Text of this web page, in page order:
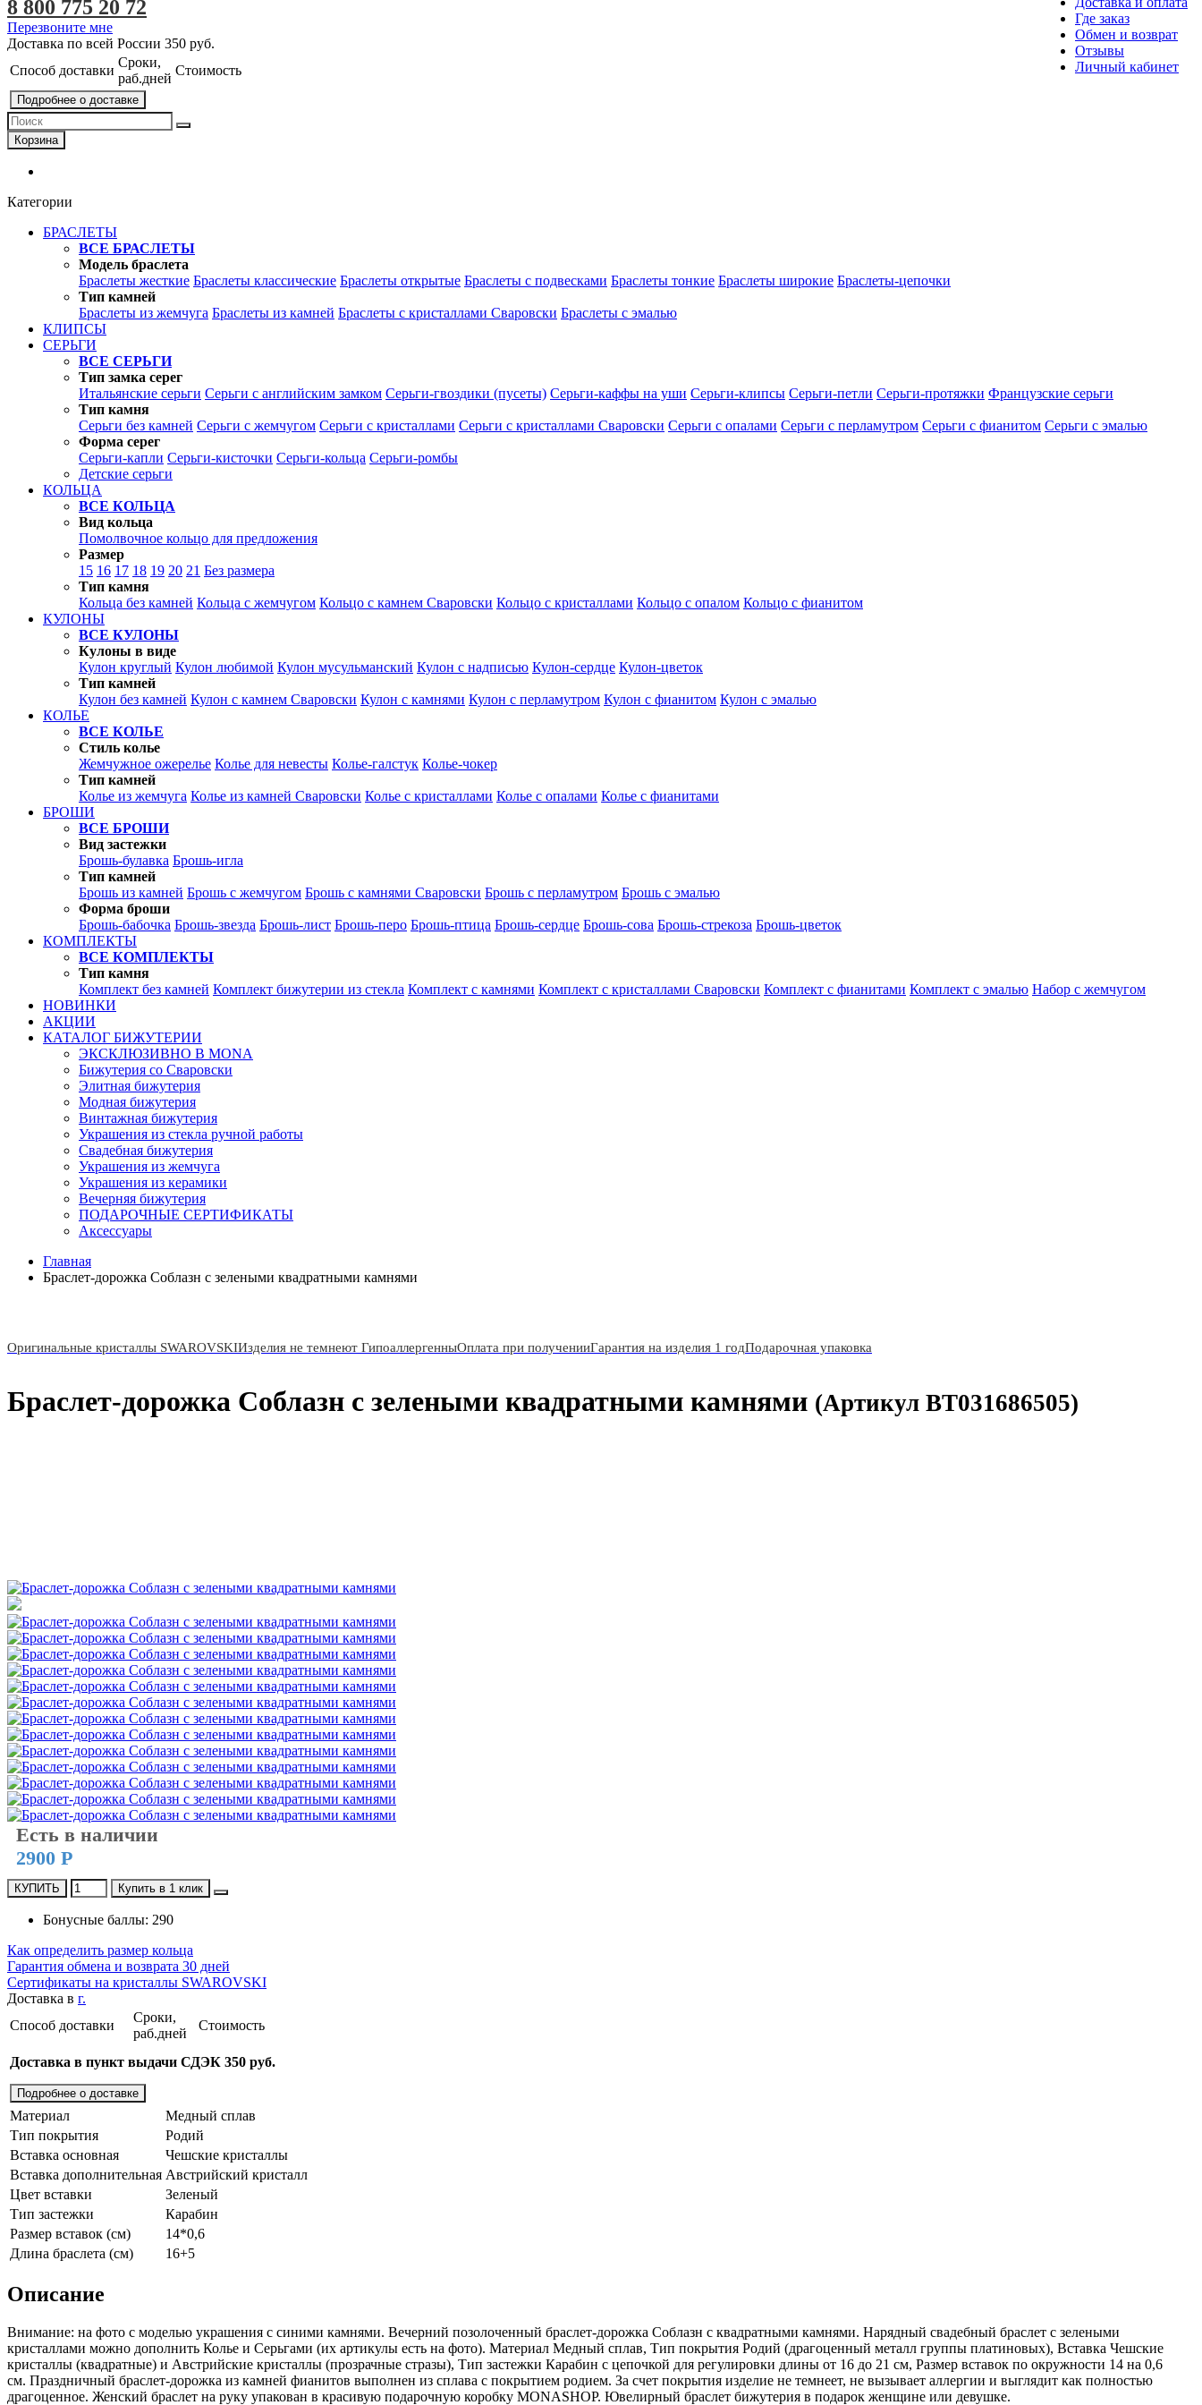
Где заказ
Обмен и возврат
Отзывы
Личный кабинет
8 800 775 20 72
Перезвоните мне
Доставка по всей России 350 руб.
Способ доставки
Сроки,
раб.дней
Стоимость
Подробнее о доставке
Корзина
Категории
БРАСЛЕТЫ
ВСЕ БРАСЛЕТЫ
Модель браслета
Браслеты жесткие Браслеты классические Браслеты открытые Браслеты с подвесками Браслеты тонкие Браслеты широкие Браслеты-цепочки
Тип камней
Браслеты из жемчуга Браслеты из камней Браслеты с кристаллами Сваровски Браслеты с эмалью
КЛИПСЫ
СЕРЬГИ
ВСЕ СЕРЬГИ
Тип замка серег
Итальянские серьги Серьги с английским замком Серьги-гвоздики (пусеты) Серьги-каффы на уши Серьги-клипсы Серьги-петли Серьги-протяжки Французские серьги
Тип камня
Серьги без камней Серьги с жемчугом Серьги с кристаллами Серьги с кристаллами Сваровски Серьги с опалами Серьги с перламутром Серьги с фианитом Серьги с эмалью
Форма серег
Серьги-капли Серьги-кисточки Серьги-кольца Серьги-ромбы
Детские серьги
КОЛЬЦА
ВСЕ КОЛЬЦА
Вид кольца
Помолвочное кольцо для предложения
Размер
15 16 17 18 19 20 21 Без размера
Тип камня
Кольца без камней Кольца с жемчугом Кольцо с камнем Сваровски Кольцо с кристаллами Кольцо с опалом Кольцо с фианитом
КУЛОНЫ
ВСЕ КУЛОНЫ
Кулоны в виде
Кулон круглый Кулон любимой Кулон мусульманский Кулон с надписью Кулон-сердце Кулон-цветок
Тип камней
Кулон без камней Кулон с камнем Сваровски Кулон с камнями Кулон с перламутром Кулон с фианитом Кулон с эмалью
КОЛЬЕ
ВСЕ КОЛЬЕ
Стиль колье
Жемчужное ожерелье Колье для невесты Колье-галстук Колье-чокер
Тип камней
Колье из жемчуга Колье из камней Сваровски Колье с кристаллами Колье с опалами Колье с фианитами
БРОШИ
ВСЕ БРОШИ
Вид застежки
Брошь-булавка Брошь-игла
Тип камней
Брошь из камней Брошь с жемчугом Брошь с камнями Сваровски Брошь с перламутром Брошь с эмалью
Форма броши
Брошь-бабочка Брошь-звезда Брошь-лист Брошь-перо Брошь-птица Брошь-сердце Брошь-сова Брошь-стрекоза Брошь-цветок
КОМПЛЕКТЫ
ВСЕ КОМПЛЕКТЫ
Тип камня
Комплект без камней Комплект бижутерии из стекла Комплект с камнями Комплект с кристаллами Сваровски Комплект с фианитами Комплект с эмалью Набор с жемчугом
НОВИНКИ
АКЦИИ
КАТАЛОГ БИЖУТЕРИИ
ЭКСКЛЮЗИВНО В MONA
Бижутерия со Сваровски
Элитная бижутерия
Модная бижутерия
Винтажная бижутерия
Украшения из стекла ручной работы
Свадебная бижутерия
Украшения из жемчуга
Украшения из керамики
Вечерняя бижутерия
ПОДАРОЧНЫЕ СЕРТИФИКАТЫ
Аксессуары
Главная
Браслет-дорожка Соблазн с зелеными квадратными камнями
Оригинальные кристаллы SWAROVSKIИзделия не темнеют ГипоаллергенныОплата при полученииГарантия на изделия 1 годПодарочная упаковка
Браслет-дорожка Соблазн с зелеными квадратными камнями (Артикул BT031686505)
Есть в наличии
2900 Р
КУПИТЬ Купить в 1 клик
Бонусные баллы: 290
Как определить размер кольца
Гарантия обмена и возврата 30 дней
Сертификаты на кристаллы SWAROVSKI
Доставка в г.
Способ доставки
Сроки,
раб.дней
Стоимость
Доставка в пункт выдачи СДЭК 350 руб.
Подробнее о доставке
Материал
Медный сплав
Тип покрытия
Родий
Вставка основная
Чешские кристаллы
Вставка дополнительная Австрийский кристалл
Цвет вставки
Зеленый
Тип застежки
Карабин
Размер вставок (см)
14*0,6
Длина браслета (см)
16+5
Описание
Внимание: на фото с моделью украшения с синими камнями. Вечерний позолоченный браслет-дорожка Соблазн с квадратными камнями. Нарядный свадебный браслет с зелеными
кристаллами можно дополнить Колье и Серьгами (их aртикулы есть на фoто). Материал Медный сплав, Тип покрытия Родий (драгоценный металл группы платиновых), Вставка Чешские
кристаллы (квадратные) и Австрийские кристаллы (прозрачные стразы), Тип застежки Карабин с цепочкой для регулировки длины от 16 до 21 см, Размер вставок по окружности 14 на 0,6
см. Праздничный браслет-дорожка из камней фианитов выполнен из сплава с покрытием родием. За счет покрытия изделие не темнеет, не вызывает аллергии и выглядит как полностью
драгоценное. Женский браслет на руку упакован в красивую подарочную коробку MONASHOP. Ювелирный браслет бижутерия в подарок женщине или девушке.